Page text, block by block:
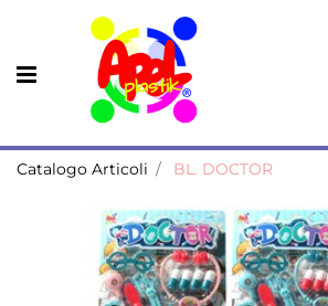
Open menu
Catalogo Articoli BL. DOCTOR